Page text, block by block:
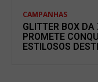
CAMPANHAS
GLITTER BOX
PROMETE
ESTILOSOS